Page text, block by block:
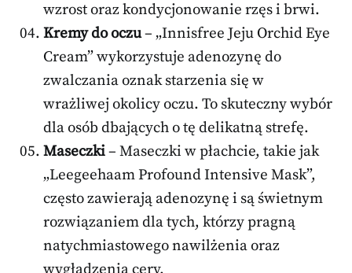
wzrost oraz kondycjonowanie rzęs i brwi.
Kremy do oczu– „Innisfree Jeju Orchid Eye
Cream” wykorzystuje adenozynę do
zwalczania oznak starzenia się w
wrażliwej okolicy oczu. To skuteczny wybór
dla osób dbających o tę delikatną strefę.
Maseczki– Maseczki w płachcie, takie jak
„Leegeehaam Profound Intensive Mask”,
często zawierają adenozynę i są świetnym
rozwiązaniem dla tych, którzy pragną
natychmiastowego nawilżenia oraz